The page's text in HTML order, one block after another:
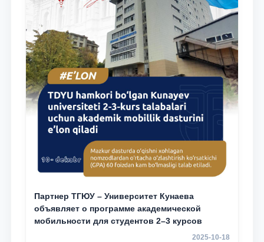
Партнер ТГЮУ – Университет Кунаева
объявляет о программе академической
мобильности для студентов 2–3 курсов
2025-10-18